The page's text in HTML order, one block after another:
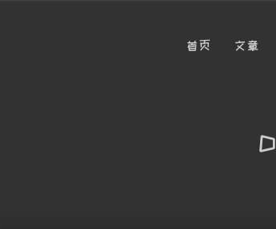
首页 文章